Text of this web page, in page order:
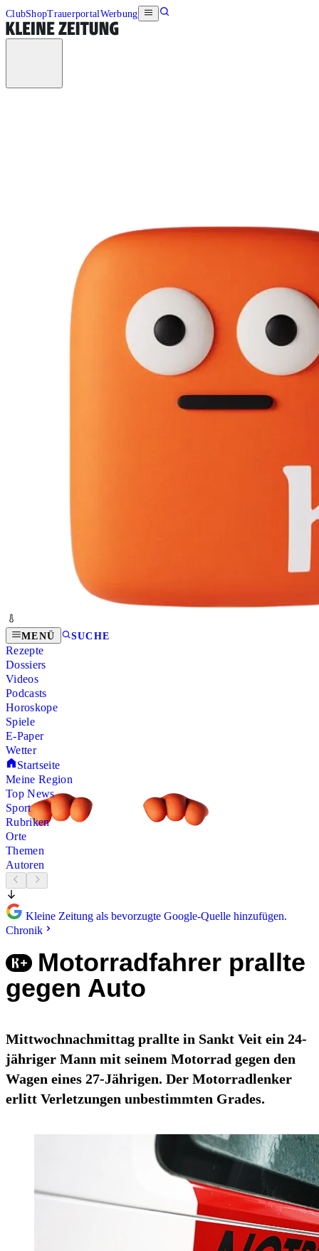
ClubShopTrauerportalWerbung
MENÜ SUCHE
Rezepte
Dossiers
Videos
Podcasts
Horoskope
Spiele
E-Paper
Wetter
Startseite
Meine Region
Top News
Sport
Rubriken
Orte
Themen
Autoren
Kleine Zeitung als bevorzugte Google-Quelle hinzufügen.
Chronik
Motorradfahrer prallte
gegen Auto
Mittwochnachmittag prallte in Sankt Veit ein 24-
jähriger Mann mit seinem Motorrad gegen den
Wagen eines 27-Jährigen. Der Motorradlenker
erlitt Verletzungen unbestimmten Grades.